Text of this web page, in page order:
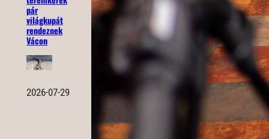
pár
világkupát
rendeznek
Vácon
2026-07-29